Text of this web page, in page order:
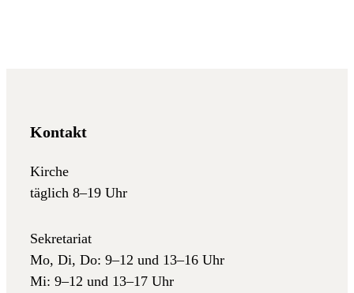
Kontakt
Kirche
täglich 8–19 Uhr
Sekretariat
Mo, Di, Do: 9–12 und 13–16 Uhr
Mi: 9–12 und 13–17 Uhr